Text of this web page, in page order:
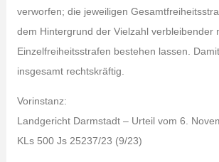
verworfen; die jeweiligen
dem Hintergrund der Vielzahl verbleibender
Einzelfreiheitsstrafen bestehen lassen.
insgesamt rechtskräftig.
Vorinstanz:
Landgericht Darmstadt – Urteil vom 6.
KLs 500 Js 25237/23 (9/23)